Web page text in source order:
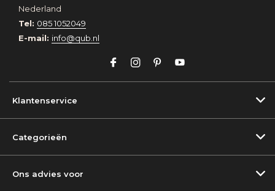
Nederland
Tel: 085 1052049
E-mail: info@qub.nl
Klantenservice
Categorieën
Ons advies voor